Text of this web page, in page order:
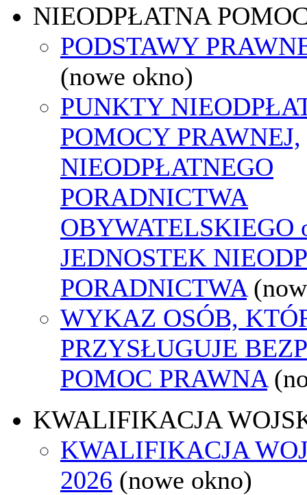
NIEODPŁATNA
PODSTAWY
(nowe okno)
PUNKTY
POMOCY PRAWNEJ,
NIEODPŁATNEGO
PORADNICTWA
OBYWATELSKIEGO
JEDNOSTEK
PORADNICTWA
WYKAZ OSÓB,
PRZYSŁUGUJE
POMOC PRAWNA
KWALIFIKACJA
KWALIFIKACJA
2026 (nowe okno)